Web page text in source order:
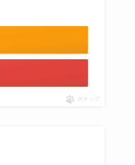
ポチップ